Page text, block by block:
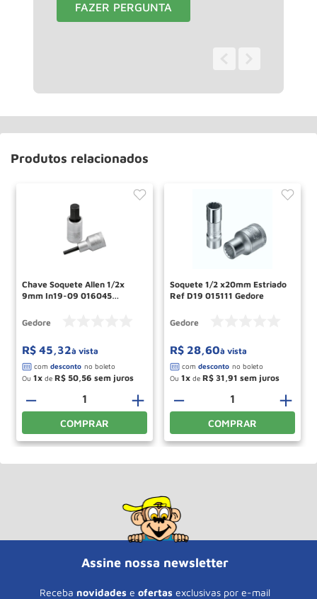
FAZER PERGUNTA
Produtos relacionados
Chave Soquete Allen 1/2x
9mm In19-09 016045
Gedore
R$ 45,32à vista
Ou 1 de R$ 50 56
＋
－
COMPRAR
Soquete 1/2 x20mm Estriado
Ref D19 015111 Gedore
Gedore
R$ 28,60à vista
Ou 1 de R$ 31 91
＋
－
COMPRAR
Assine nossa newsletter
Receba novidades e ofertas exclusivas por e-mail